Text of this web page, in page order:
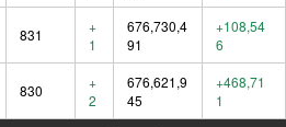
831
+
1
676,730,4
91
+108,54
6
830
+
2
676,621,9
45
+468,71
1